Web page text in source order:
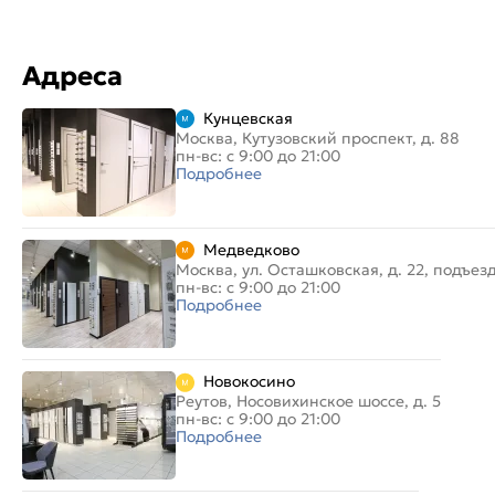
Адреса
Кунцевская
Москва, Кутузовский проспект, д. 88
пн-вс: с 9:00 до 21:00
Подробнее
Медведково
Москва, ул. Осташковская, д. 22,
пн-вс: с 9:00 до 21:00
Подробнее
Новокосино
Реутов, Носовихинское шоссе, д. 5
пн-вс: с 9:00 до 21:00
Подробнее